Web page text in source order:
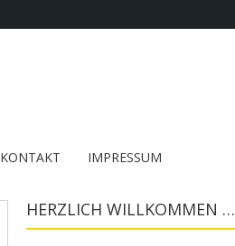
KONTAKT IMPRESSUM
HERZLICH WILLKOMMEN …